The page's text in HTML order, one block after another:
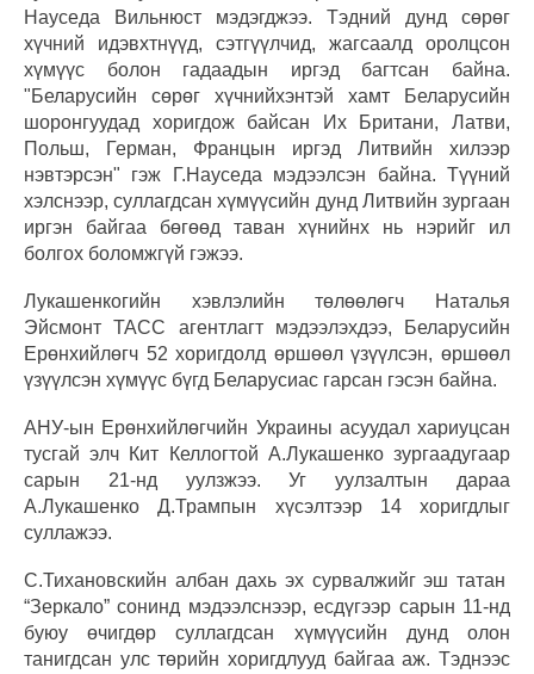
Науседа Вильнюст мэдэгджээ. Тэдний дунд сөрөг
хүчний идэвхтнүүд, сэтгүүлчид, жагсаалд оролцсон
хүмүүс болон гадаадын иргэд багтсан байна.
"Беларусийн сөрөг хүчнийхэнтэй хамт Беларусийн
шоронгуудад хоригдож байсан Их Британи, Латви,
Польш, Герман, Францын иргэд Литвийн хилээр
нэвтэрсэн" гэж Г.Науседа мэдээлсэн байна. Түүний
хэлснээр, суллагдсан хүмүүсийн дунд Литвийн зургаан
иргэн байгаа бөгөөд таван хүнийнх нь нэрийг ил
болгох боломжгүй гэжээ.
Лукашенкогийн хэвлэлийн төлөөлөгч Наталья
Эйсмонт ТАСС агентлагт мэдээлэхдээ, Беларусийн
Ерөнхийлөгч 52 хоригдолд өршөөл үзүүлсэн, өршөөл
үзүүлсэн хүмүүс бүгд Беларусиас гарсан гэсэн байна.
АНУ-ын Ерөнхийлөгчийн Украины асуудал хариуцсан
тусгай элч Кит Келлогтой А.Лукашенко зургаадугаар
сарын 21-нд уулзжээ. Уг уулзалтын дараа
А.Лукашенко Д.Трампын хүсэлтээр 14 хоригдлыг
суллажээ.
С.Тихановскийн албан дахь эх сурвалжийг эш татан
“Зеркало” сонинд мэдээлснээр, есдүгээр сарын 11-нд
буюу өчигдөр суллагдсан хүмүүсийн дунд олон
танигдсан улс төрийн хоригдлууд байгаа аж. Тэднээс